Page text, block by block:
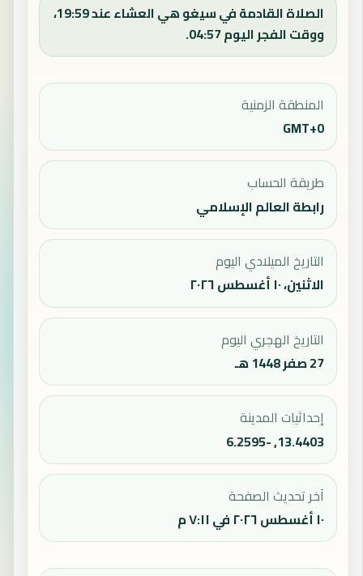
الصلاة القادمة في سيغو هي العشاء عند 19:59،
ووقت الفجر اليوم 04:57.
المنطقة الزمنية
GMT+0
طريقة الحساب
رابطة العالم الإسلامي
التاريخ الميلادي اليوم
الاثنين، ١٠ أغسطس ٢٠٢٦
التاريخ الهجري اليوم
27 صفر 1448 هـ
إحداثيات المدينة
13.4403, -6.2595
آخر تحديث الصفحة
١٠ أغسطس ٢٠٢٦ في ٧:١١ م